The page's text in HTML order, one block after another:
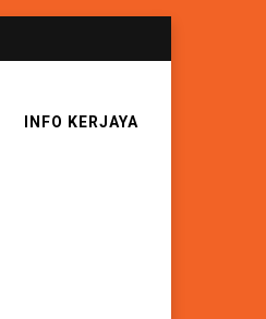
INFO KERJAYA